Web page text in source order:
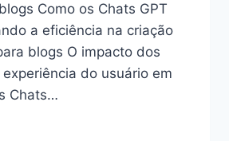
Como os Chats GPT
a eficiência na criação
blogs O impacto dos
do usuário em
Chats…